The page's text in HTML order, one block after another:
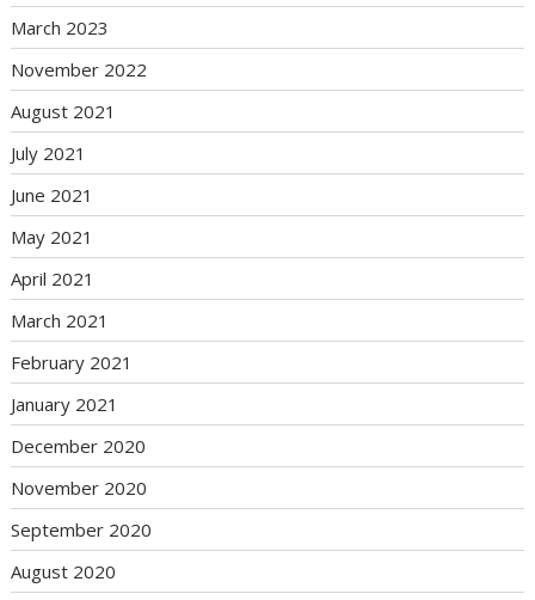
March 2023
November 2022
August 2021
July 2021
June 2021
May 2021
April 2021
March 2021
February 2021
January 2021
December 2020
November 2020
September 2020
August 2020